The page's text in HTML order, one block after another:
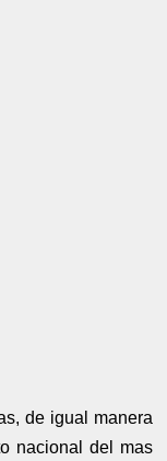
de igual manera
nacional del mas